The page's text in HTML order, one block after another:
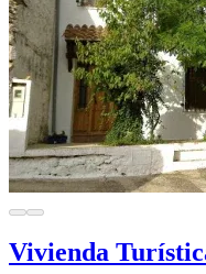
Vivienda